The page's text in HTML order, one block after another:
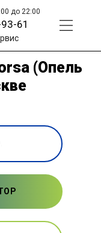
до 22:00
61
(Опель